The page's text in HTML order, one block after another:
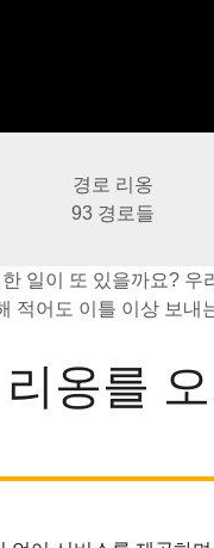
경로 리옹
93 경로들
일이 또 있을까요?
적어도 이틀 이상 보
리옹를